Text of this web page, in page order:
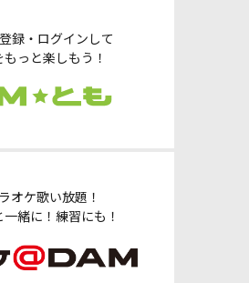
録・ログインして
っと楽しもう！
オケ歌い放題！
緒に！練習にも！